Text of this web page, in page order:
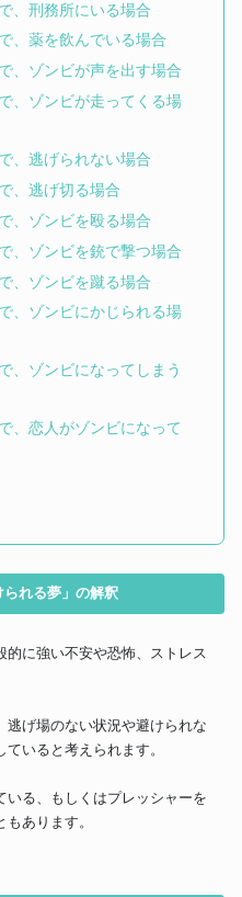
、刑務所にいる場合
、薬を飲んでいる場合
、ゾンビが声を出す場合
、ゾンビが走ってくる場
、逃げられない場合
、逃げ切る場合
、ゾンビを殴る場合
、ゾンビを銃で撃つ場合
、ゾンビを蹴る場合
、ゾンビにかじられる場
、ゾンビになってしまう
、恋人がゾンビになって
られる夢」の解釈
的に強い不安や恐怖、ストレス
逃げ場のない状況や避けられな
いると考えられます。
いる、もしくはプレッシャーを
あります。